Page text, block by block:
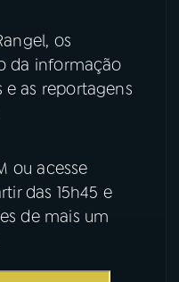
os
da informação
e as reportagens
ou acesse
das 15h45 e
de mais um